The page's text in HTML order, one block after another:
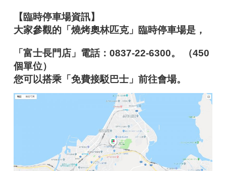
【臨時停車場資訊】
大家參觀的「燒烤奧林匹克」臨時停車場是，
「富士長門店」電話：0837-22-6300。 （450
個單位）
您可以搭乘「免費接駁巴士」前往會場。